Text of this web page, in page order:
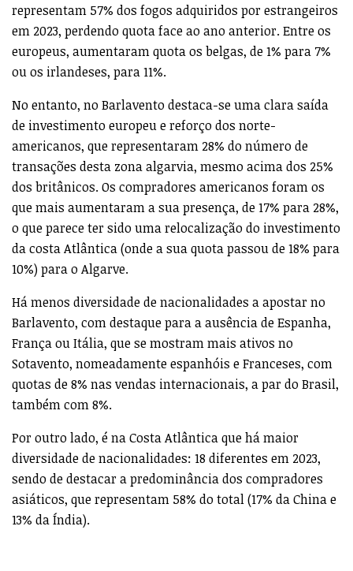
representam 57% dos fogos adquiridos por estrangeiros
em 2023, perdendo quota face ao ano anterior. Entre os
europeus, aumentaram quota os belgas, de 1% para 7%
ou os irlandeses, para 11%.
No entanto, no Barlavento destaca-se uma clara saída
de investimento europeu e reforço dos norte-
americanos, que representaram 28% do número de
transações desta zona algarvia, mesmo acima dos 25%
dos britânicos. Os compradores americanos foram os
que mais aumentaram a sua presença, de 17% para 28%,
o que parece ter sido uma relocalização do investimento
da costa Atlântica (onde a sua quota passou de 18% para
10%) para o Algarve.
Há menos diversidade de nacionalidades a apostar no
Barlavento, com destaque para a ausência de Espanha,
França ou Itália, que se mostram mais ativos no
Sotavento, nomeadamente espanhóis e Franceses, com
quotas de 8% nas vendas internacionais, a par do Brasil,
também com 8%.
Por outro lado, é na Costa Atlântica que há maior
diversidade de nacionalidades: 18 diferentes em 2023,
sendo de destacar a predominância dos compradores
asiáticos, que representam 58% do total (17% da China e
13% da Índia).